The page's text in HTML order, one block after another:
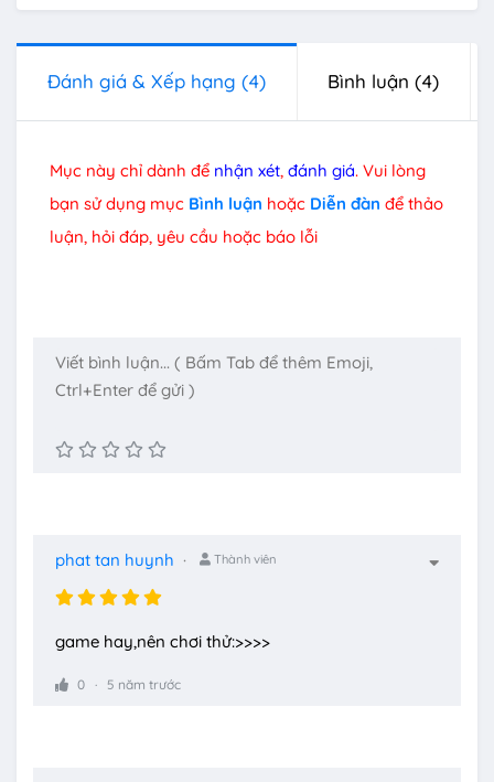
Đánh giá & Xếp hạng (4) Bình luận (4)
Mục này chỉ dành để nhận xét, đánh giá. Vui lòng
bạn sử dụng mục Bình luận hoặc Diễn đàn để thảo
luận, hỏi đáp, yêu cầu hoặc báo lỗi
phat tan huynh Thành viên
game hay,nên chơi thử:>>>>
0 5 năm trước